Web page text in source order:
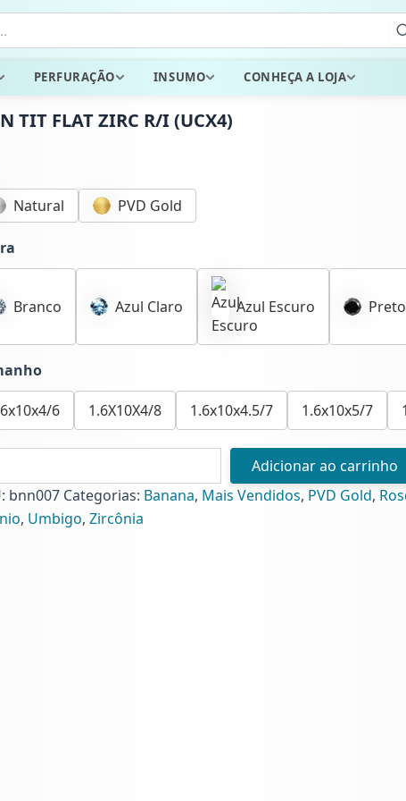
PERFURAÇÃO INSUMO CONHEÇA A LOJA
TIT FLAT ZIRC R/I (UCX4)
Natural
PVD Gold
Branco Azul Claro Azul Escuro Preto
6 1.6X10X4/8 1.6x10x4.5/7 1.6x10x5/7
Adicionar ao carrinho
bnn007 Categorias: Banana, Mais Vendidos, PVD Gold,
, Umbigo,Zircônia